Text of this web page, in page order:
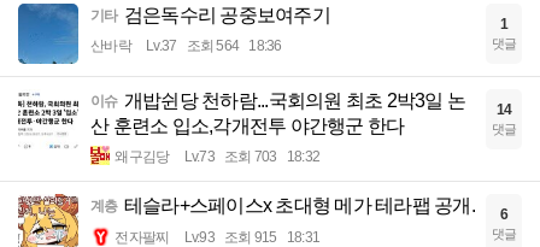
기타 검은독수리 공중보여주기
산바락 Lv.37 조회 564 18:36
1
댓글
이슈 개밥쉰당 천하람...국회의원 최초 2박3일 논
산 훈련소 입소,각개전투 야간행군 한다
왜구김당 Lv.73 조회 703 18:32
14
댓글
계층 테슬라+스페이스x 초대형 메가 테라팹 공개.
전자팔찌 Lv.93 조회 915 18:31
6
댓글